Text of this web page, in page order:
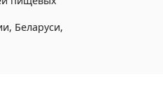
Беларуси,